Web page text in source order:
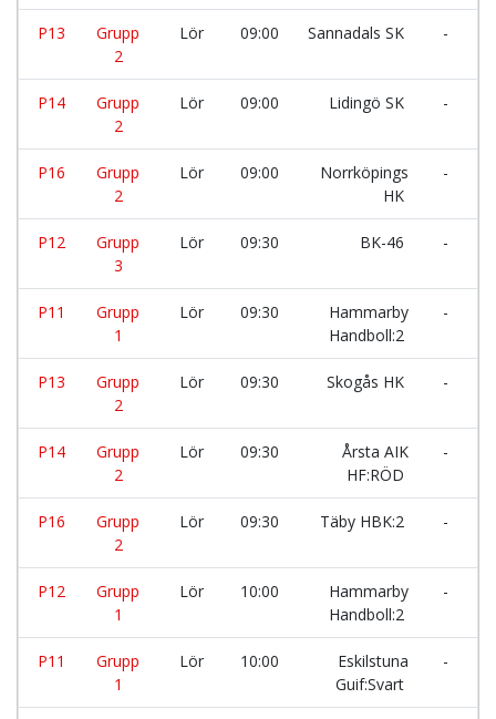
P13
Grupp
2
Lör 09:00 Sannadals SK -
P14
Grupp
2
Lör 09:00 Lidingö SK -
P16
Grupp
2
Lör 09:00
Norrköpings
HK
-
P12
Grupp
3
Lör 09:30 BK-46 -
P11
Grupp
1
Lör 09:30
Hammarby
Handboll:2
-
P13
Grupp
2
Lör 09:30 Skogås HK -
P14
Grupp
2
Lör 09:30
Årsta AIK
HF:RÖD
-
P16
Grupp
2
Lör 09:30 Täby HBK:2 -
P12
Grupp
1
Lör 10:00
Hammarby
Handboll:2
-
P11
Grupp
1
Lör 10:00
Eskilstuna
Guif:Svart
-